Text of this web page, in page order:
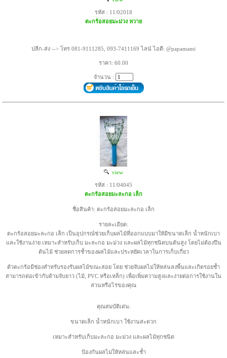
รหัส : 11/02018
ตะกร้อสอยมะม่วง หวาย
ปลีก-ส่ง --> โทร 081-9111285, 093-7411169 ไลน์ ไอดี: @papamami
ราคา: 60.00
จำนวน :
view
รหัส : 11/04045
ตะกร้อสอยมะละกอ เล็ก
ชื่อสินค้า: ตะกร้อสอยมะละกอ เล็ก
รายละเอียด:
ตะกร้อสอยมะละกอ เล็ก เป็นอุปกรณ์ช่วยเก็บผลไม้ที่ออกแบบมาให้มีขนาดเล็ก น้ำหนักเบา
และใช้งานง่าย เหมาะสำหรับเก็บ มะละกอ มะม่วง และผลไม้ทุกชนิดบนต้นสูง โดยไม่ต้องปีน
ต้นไม้ ช่วยลดการช้ำของผลไม้และประหยัดเวลาในการเก็บเกี่ยว
ตัวตะกร้อมีช่องสำหรับรองรับผลไม้ขณะสอย โดย ช่วยจับผลไม่ให้หล่นลงพื้นและเกิดรอยช้ำ
สามารถต่อเข้ากับด้ามจับยาว (ไม้, PVC หรือเหล็ก) เพื่อเพิ่มความสูงและง่ายต่อการใช้งานใน
สวนหรือไร่ของคุณ
คุณสมบัติเด่น:
ขนาดเล็ก น้ำหนักเบา ใช้งานสะดวก
เหมาะสำหรับเก็บมะละกอ มะม่วง และผลไม้ทุกชนิด
ป้องกันผลไม่ให้หล่นและช้ำ